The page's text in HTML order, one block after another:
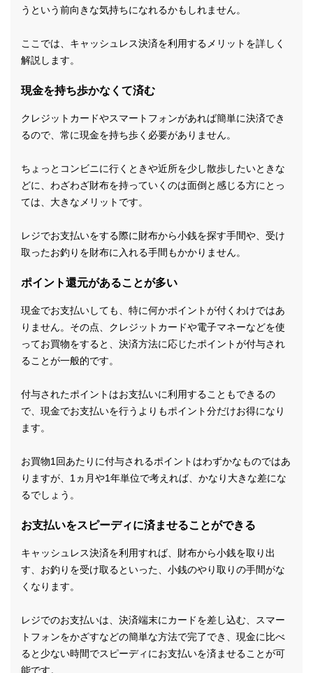
うという前向きな気持ちになれるかもしれません。
ここでは、キャッシュレス決済を利用するメリットを詳しく
解説します。
現金を持ち歩かなくて済む
クレジットカードやスマートフォンがあれば簡単に決済でき
るので、常に現金を持ち歩く必要がありません。
ちょっとコンビニに行くときや近所を少し散歩したいときな
どに、わざわざ財布を持っていくのは面倒と感じる方にとっ
ては、大きなメリットです。
レジでお支払いをする際に財布から小銭を探す手間や、受け
取ったお釣りを財布に入れる手間もかかりません。
ポイント還元があることが多い
現金でお支払いしても、特に何かポイントが付くわけではあ
りません。その点、クレジットカードや電子マネーなどを使
ってお買物をすると、決済方法に応じたポイントが付与され
ることが一般的です。
付与されたポイントはお支払いに利用することもできるの
で、現金でお支払いを行うよりもポイント分だけお得になり
ます。
お買物1回あたりに付与されるポイントはわずかなものではあ
りますが、1ヵ月や1年単位で考えれば、かなり大きな差にな
るでしょう。
お支払いをスピーディに済ませることができる
キャッシュレス決済を利用すれば、財布から小銭を取り出
す、お釣りを受け取るといった、小銭のやり取りの手間がな
くなります。
レジでのお支払いは、決済端末にカードを差し込む、スマー
トフォンをかざすなどの簡単な方法で完了でき、現金に比べ
ると少ない時間でスピーディにお支払いを済ませることが可
能です。